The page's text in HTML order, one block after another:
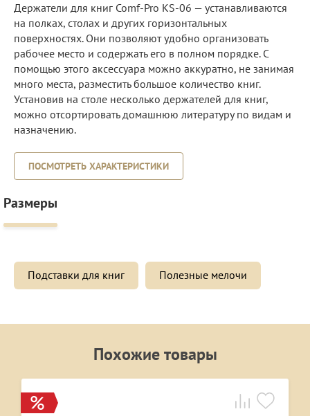
Держатели для книг Comf-Pro KS-06 — устанавливаются
на полках, столах и других горизонтальных
поверхностях. Они позволяют удобно организовать
рабочее место и содержать его в полном порядке. С
помощью этого аксессуара можно аккуратно, не занимая
много места, разместить большое количество книг.
Установив на столе несколько держателей для книг,
можно отсортировать домашнюю литературу по видам и
назначению.
ПОСМОТРЕТЬ ХАРАКТЕРИСТИКИ
Размеры
Подставки для книг Полезные мелочи
Похожие товары